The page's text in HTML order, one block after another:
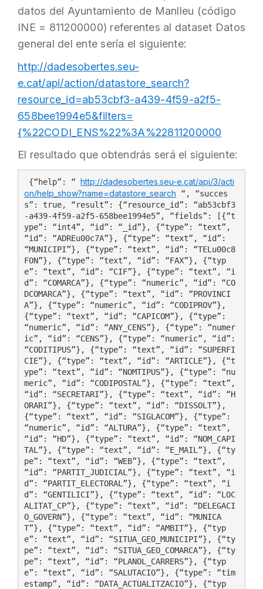
datos del Ayuntamiento de Manlleu (código
INE = 811200000) referentes al dataset Datos
general del ente sería el siguiente:
http://dadesobertes.seu-
e.cat/api/action/datastore_search?
resource_id=ab53cbf3-a439-4f59-a2f5-
658bee1994e5&filters=
{%22CODI_ENS%22%3A%22811200000
El resultado que obtendrás será el siguiente:
{“help”: “ http://dadesobertes.seu-e.cat/api/3/acti
on/help_show?name=datastore_search “, “succes
s”: true, “result”: {“resource_id”: “ab53cbf3
-a439-4f59-a2f5-658bee1994e5”, “fields”: [{“t
ype”: “int4”, “id”: “_id”}, {“type”: “text”,
“id”: “ADREu00c7A”}, {“type”: “text”, “id”:
“MUNICIPI”}, {“type”: “text”, “id”: “TELu00c8
FON”}, {“type”: “text”, “id”: “FAX”}, {“typ
e”: “text”, “id”: “CIF”}, {“type”: “text”, “i
d”: “COMARCA”}, {“type”: “numeric”, “id”: “CO
DCOMARCA”}, {“type”: “text”, “id”: “PROVINCI
A”}, {“type”: “numeric”, “id”: “CODIPROV”},
{“type”: “text”, “id”: “CAPICOM”}, {“type”:
“numeric”, “id”: “ANY_CENS”}, {“type”: “numer
ic”, “id”: “CENS”}, {“type”: “numeric”, “id”:
“CODITIPUS”}, {“type”: “text”, “id”: “SUPERFI
CIE”}, {“type”: “text”, “id”: “ARTICLE”}, {“t
ype”: “text”, “id”: “NOMTIPUS”}, {“type”: “nu
meric”, “id”: “CODIPOSTAL”}, {“type”: “text”,
“id”: “SECRETARI”}, {“type”: “text”, “id”: “H
ORARI”}, {“type”: “text”, “id”: “DISSOLT”},
{“type”: “text”, “id”: “SIGLACOM”}, {“type”:
“numeric”, “id”: “ALTURA”}, {“type”: “text”,
“id”: “HD”}, {“type”: “text”, “id”: “NOM_CAPI
TAL”}, {“type”: “text”, “id”: “E_MAIL”}, {“ty
pe”: “text”, “id”: “WEB”}, {“type”: “text”,
“id”: “PARTIT_JUDICIAL”}, {“type”: “text”, “i
d”: “PARTIT_ELECTORAL”}, {“type”: “text”, “i
d”: “GENTILICI”}, {“type”: “text”, “id”: “LOC
ALITAT_CP”}, {“type”: “text”, “id”: “DELEGACI
O_GOVERN”}, {“type”: “text”, “id”: “MUNICA
T”}, {“type”: “text”, “id”: “AMBIT”}, {“typ
e”: “text”, “id”: “SITUA_GEO_MUNICIPI”}, {“ty
pe”: “text”, “id”: “SITUA_GEO_COMARCA”}, {“ty
pe”: “text”, “id”: “PLANOL_CARRERS”}, {“typ
e”: “text”, “id”: “SALUTACIO”}, {“type”: “tim
estamp”, “id”: “DATA_ACTUALITZACIO”}, {“typ